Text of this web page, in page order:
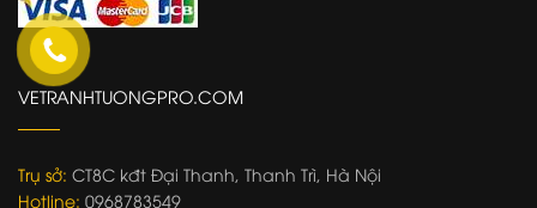
VETRANHTUONGPRO.COM
Trụ sở: CT8C kđt Đại Thanh, Thanh Trì, Hà Nội
Hotline: 0968783549